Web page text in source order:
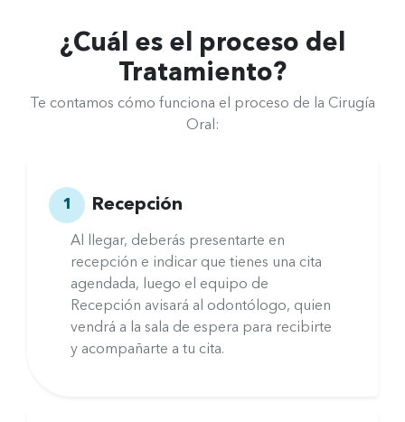
¿Cuál es el proceso del
Tratamiento?
Te contamos cómo funciona el proceso de la Cirugía
Oral:
1 Recepción
Al llegar, deberás presentarte en
recepción e indicar que tienes una cita
agendada, luego el equipo de
Recepción avisará al odontólogo, quien
vendrá a la sala de espera para recibirte
y acompañarte a tu cita.